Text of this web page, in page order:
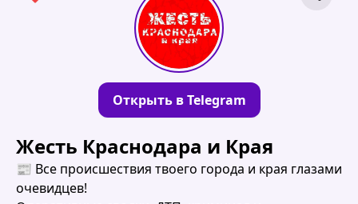
Открыть в Telegram
Жесть Краснодара и Края
📰 Все происшествия твоего города и края глазами
очевидцев!